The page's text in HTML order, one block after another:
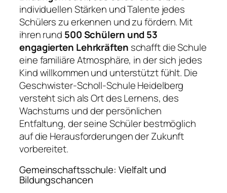
individuellen Stärken und Talente jedes
Schülers zu erkennen und zu fördern. Mit
ihren rund 500 Schülern und 53
engagierten Lehrkräften schafft die Schule
eine familiäre Atmosphäre, in der sich jedes
Kind willkommen und unterstützt fühlt. Die
Geschwister-Scholl-Schule Heidelberg
versteht sich als Ort des Lernens, des
Wachstums und der persönlichen
Entfaltung, der seine Schüler bestmöglich
auf die Herausforderungen der Zukunft
vorbereitet.
Gemeinschaftsschule: Vielfalt und
Bildungschancen